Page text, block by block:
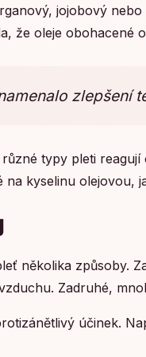
jojobový
že oleje obohacené
zlepšení
typy pleti
na kyselinu olejovou,
několika způsoby.
Zadruhé,
účinek.